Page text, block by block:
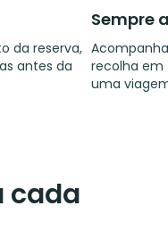
da reserva,
antes da
Sempre
recolha em
uma
cada